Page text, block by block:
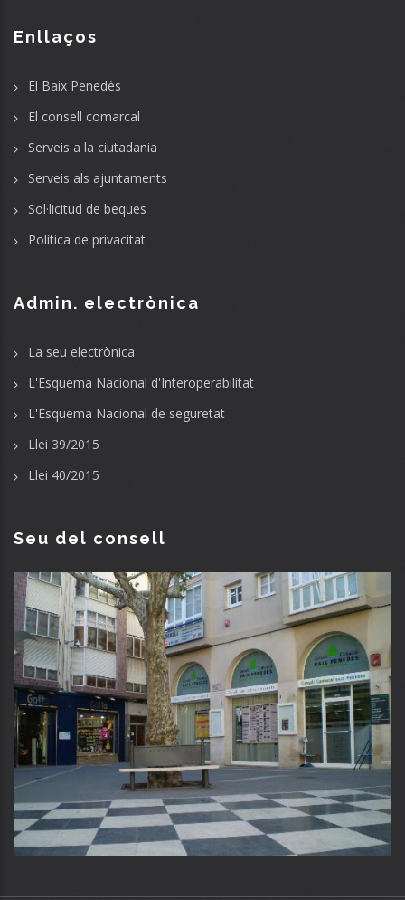
Enllaços
El Baix Penedès
El consell comarcal
Serveis a la ciutadania
Serveis als ajuntaments
Sol·licitud de beques
Política de privacitat
Admin. electrònica
La seu electrònica
L'Esquema Nacional d'Interoperabilitat
L'Esquema Nacional de seguretat
Llei 39/2015
Llei 40/2015
Seu del consell